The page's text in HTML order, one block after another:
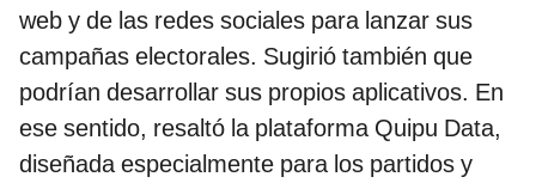
web y de las redes sociales para lanzar sus
campañas electorales. Sugirió también que
podrían desarrollar sus propios aplicativos. En
ese sentido, resaltó la plataforma Quipu Data,
diseñada especialmente para los partidos y